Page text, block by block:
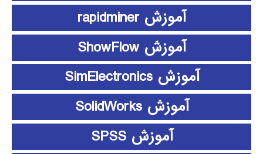
آموزش rapidminer
آموزش ShowFlow
آموزش SimElectronics
آموزش SolidWorks
آموزش SPSS